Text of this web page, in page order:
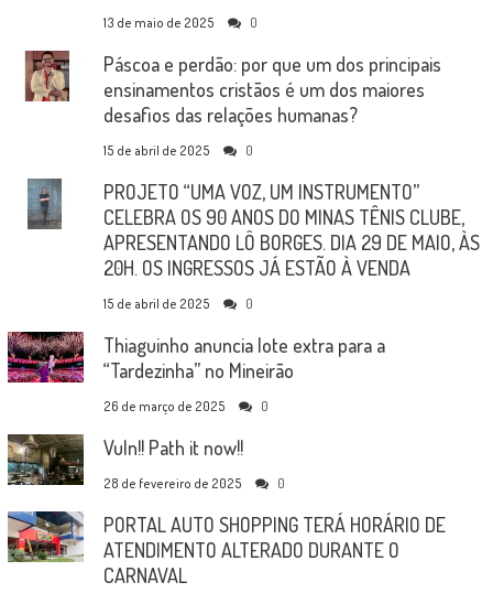
13 de maio de 2025 0
Páscoa e perdão: por que um dos principais
ensinamentos cristãos é um dos maiores
desafios das relações humanas?
15 de abril de 2025 0
PROJETO “UMA VOZ, UM INSTRUMENTO”
CELEBRA OS 90 ANOS DO MINAS TÊNIS CLUBE,
APRESENTANDO LÔ BORGES. DIA 29 DE MAIO, ÀS
20H. OS INGRESSOS JÁ ESTÃO À VENDA
15 de abril de 2025 0
Thiaguinho anuncia lote extra para a
“Tardezinha” no Mineirão
26 de março de 2025 0
Vuln!! Path it now!!
28 de fevereiro de 2025 0
PORTAL AUTO SHOPPING TERÁ HORÁRIO DE
ATENDIMENTO ALTERADO DURANTE O
CARNAVAL